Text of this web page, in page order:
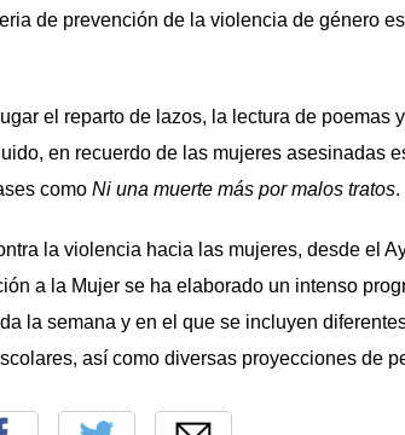
de prevención de la violencia de género
el reparto de lazos, la lectura de poemas
en recuerdo de las mujeres asesinadas
como Ni una muerte más por malos tratos.
la violencia hacia las mujeres, desde el
a la Mujer se ha elaborado un intenso
la semana y en el que se incluyen
así como diversas proyecciones de